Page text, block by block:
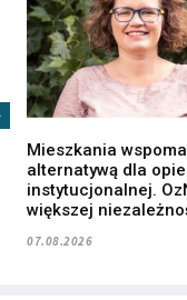
Mieszkania
alternatywą dla
instytucjonalnej.
większej
07.08.2026